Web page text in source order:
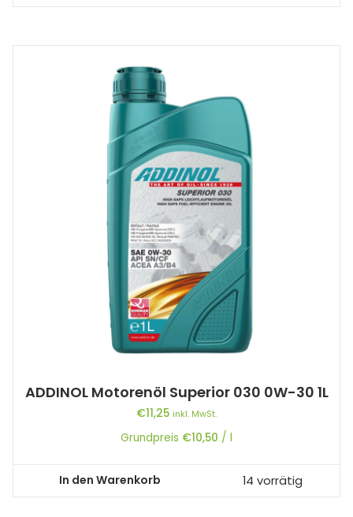
ADDINOL Motorenöl Superior 030 0W-30 1L
€11,25 inkl. MwSt.
Grundpreis €10,50 / l
In den Warenkorb 14 vorrätig